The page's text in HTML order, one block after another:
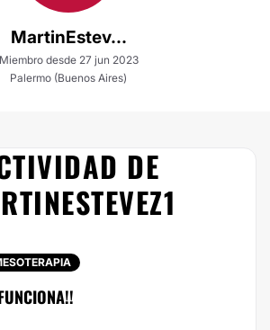
MartinEstev...
Miembro desde 27 jun 2023
Palermo (Buenos Aires)
DE